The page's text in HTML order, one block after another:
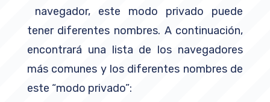
navegador, este modo privado puede
tener diferentes nombres. A continuación,
encontrará una lista de los navegadores
más comunes y los diferentes nombres de
este “modo privado”: